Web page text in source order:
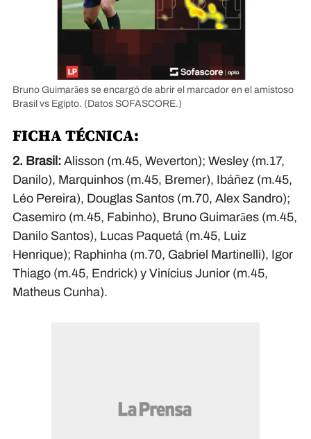
Bruno Guimarães se encargó de abrir el marcador en el amistoso
Brasil vs Egipto. (Datos SOFASCORE.)
FICHA TÉCNICA:
2. Brasil: Alisson (m.45, Weverton); Wesley (m.17,
Danilo), Marquinhos (m.45, Bremer), Ibáñez (m.45,
Léo Pereira), Douglas Santos (m.70, Alex Sandro);
Casemiro (m.45, Fabinho), Bruno Guimarães (m.45,
Danilo Santos), Lucas Paquetá (m.45, Luiz
Henrique); Raphinha (m.70, Gabriel Martinelli), Igor
Thiago (m.45, Endrick) y Vinícius Junior (m.45,
Matheus Cunha).